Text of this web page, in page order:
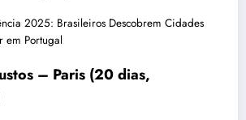
2025: Brasileiros Descobrem Cidades
em Portugal
– Paris (20 dias,